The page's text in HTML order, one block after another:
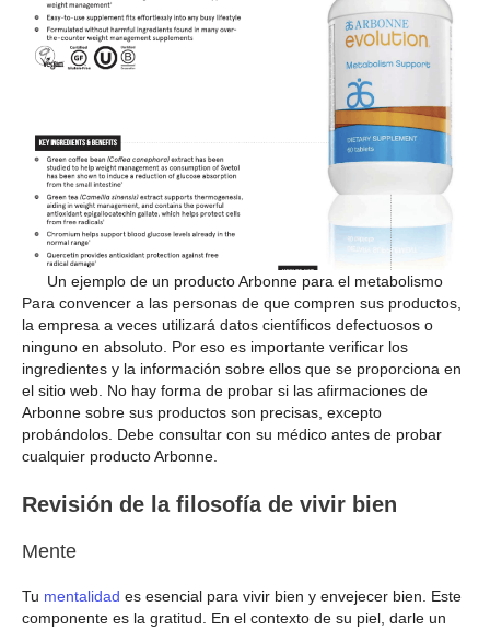
Un ejemplo de un producto Arbonne para el metabolismo
Para convencer a las personas de que compren sus productos,
la empresa a veces utilizará datos científicos defectuosos o
ninguno en absoluto. Por eso es importante verificar los
ingredientes y la información sobre ellos que se proporciona en
el sitio web. No hay forma de probar si las afirmaciones de
Arbonne sobre sus productos son precisas, excepto
probándolos. Debe consultar con su médico antes de probar
cualquier producto Arbonne.
Revisión de la filosofía de vivir bien
Mente
Tu mentalidad es esencial para vivir bien y envejecer bien. Este
componente es la gratitud. En el contexto de su piel, darle un